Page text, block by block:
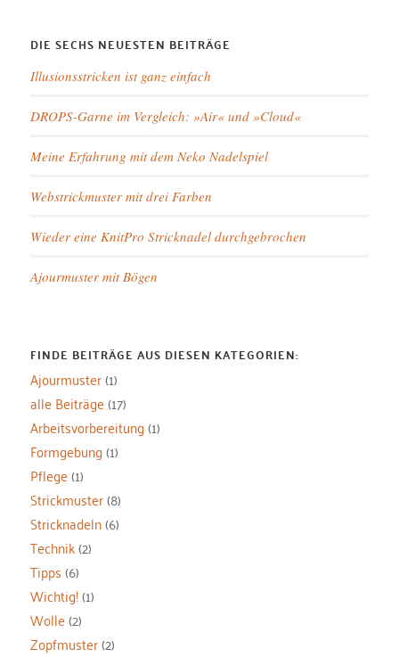
DIE SECHS NEUESTEN BEITRÄGE
Illusionsstricken ist ganz einfach
DROPS-Garne im Vergleich: »Air« und »Cloud«
Meine Erfahrung mit dem Neko Nadelspiel
Webstrickmuster mit drei Farben
Wieder eine KnitPro Stricknadel durchgebrochen
Ajourmuster mit Bögen
FINDE BEITRÄGE AUS DIESEN KATEGORIEN:
Ajourmuster(1)
alle Beiträge(17)
Arbeitsvorbereitung(1)
Formgebung(1)
Pflege(1)
Strickmuster(8)
Stricknadeln(6)
Technik(2)
Tipps(6)
Wichtig!(1)
Wolle(2)
Zopfmuster(2)